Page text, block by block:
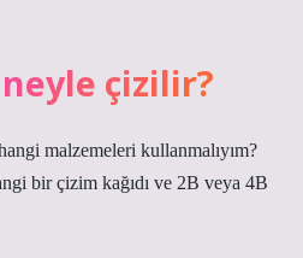
çizilir?
malzemeleri kullanmalıyım?
bir çizim kağıdı ve 2B veya 4B